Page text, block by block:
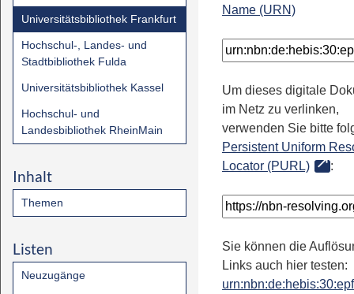
Universitätsbibliothek Frankfurt
Hochschul-, Landes- und
Stadtbibliothek Fulda
Universitätsbibliothek Kassel
Hochschul- und
Landesbibliothek RheinMain
Inhalt
Themen
Listen
Neuzugänge
Name (URN)
Um dieses digitale
im Netz zu verlinken,
verwenden Sie bitte
Persistent Uniform
Locator (PURL)
:
Sie können die
Links auch hier testen: